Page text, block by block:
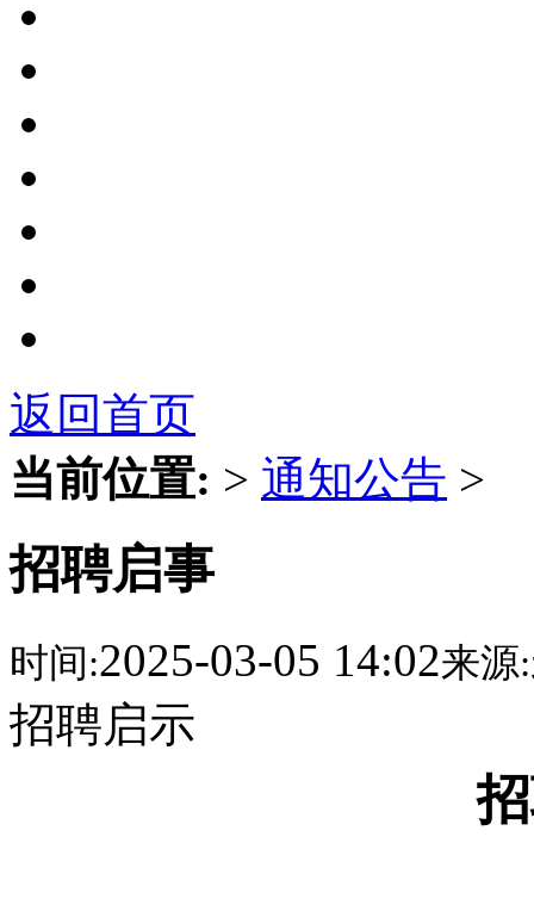
返回首页
当前位置: > 通知公告 >
招聘启事
时间:2025-03-05 14:02来源:
招聘启示